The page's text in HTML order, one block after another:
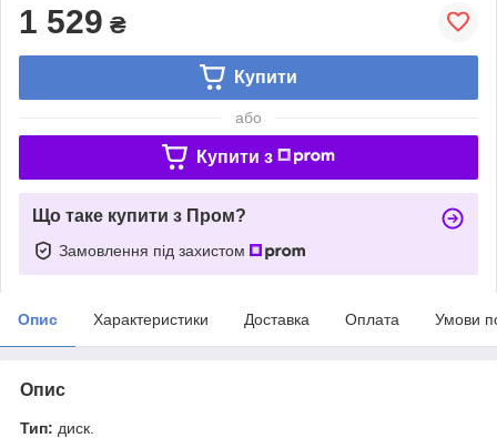
1 529 ₴
Купити
або
Купити з
Що таке купити з Пром?
Замовлення під захистом
Опис Характеристики Доставка Оплата Умови
Опис
Тип: диск.